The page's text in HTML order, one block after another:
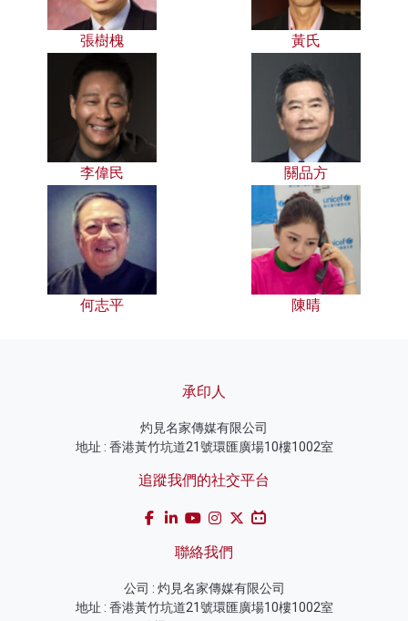
張樹槐 黃氏
李偉民 關品方
何志平 陳晴
承印人
灼見名家傳媒有限公司
地址 : 香港黃竹坑道21號環匯廣場10樓1002室
追蹤我們的社交平台
聯絡我們
公司 : 灼見名家傳媒有限公司
地址 : 香港黃竹坑道21號環匯廣場10樓1002室